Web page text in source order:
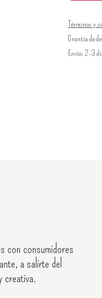
Términos y
Grantía de
Envío: 2-3
con consumidores
a salirte del
creativa.